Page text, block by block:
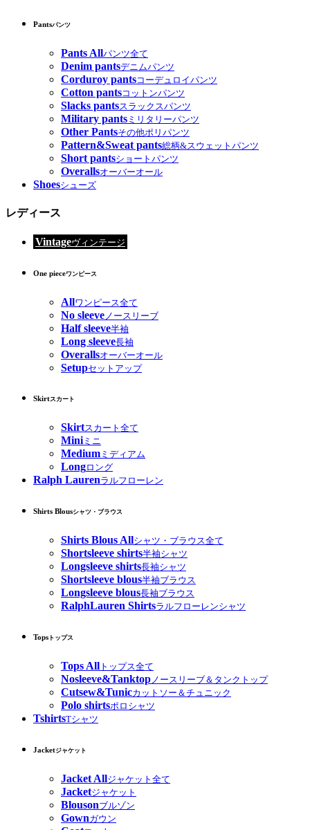
Pantsパンツ
Pants Allパンツ全て
Denim pantsデニムパンツ
Corduroy pantsコーデュロイパンツ
Cotton pantsコットンパンツ
Slacks pantsスラックスパンツ
Military pants ミリタリーパンツ
Other Pantsその他ポリパンツ
Pattern&Sweat pants総柄&スウェットパンツ
Short pantsショートパンツ
Overallsオーバーオール
Shoesシューズ
レディース
Vintageヴィンテージ
One pieceワンピース
Allワンピース全て
No sleeve ノースリーブ
Half sleeve半袖
Long sleeve長袖
Overallsオーバーオール
Setupセットアップ
Skirtスカート
Skirtスカート全て
Miniミニ
Medium ミディアム
Longロング
Ralph Laurenラルフローレン
Shirts Blousシャツ・ブラウス
Shirts Blous Allシャツ・ブラウス全て
Shortsleeve shirts半袖シャツ
Longsleeve shirts長袖シャツ
Shortsleeve blous半袖ブラウス
Longsleeve blous長袖ブラウス
RalphLauren Shirtsラルフローレンシャツ
Tops トップス
Tops All トップス全て
Nosleeve&Tanktopノースリーブ＆タンクトップ
Cutsew&Tunicカットソー＆チュニック
Polo shirtsポロシャツ
TshirtsTシャツ
Jacketジャケット
Jacket Allジャケット全て
Jacketジャケット
Blousonブルゾン
Gownガウン